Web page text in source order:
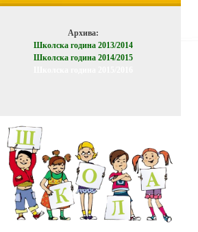
Архива:
Школска година 2013/2014
Школска година 2014/2015